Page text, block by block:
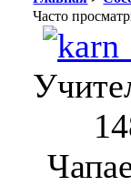
Часто